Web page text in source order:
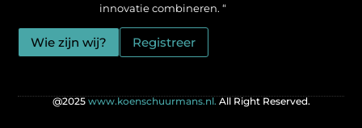
innovatie combineren. “
Wie zijn wij? Registreer
@2025 www.koenschuurmans.nl. All Right Reserved.